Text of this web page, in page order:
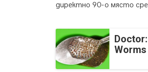
директно 90-о място